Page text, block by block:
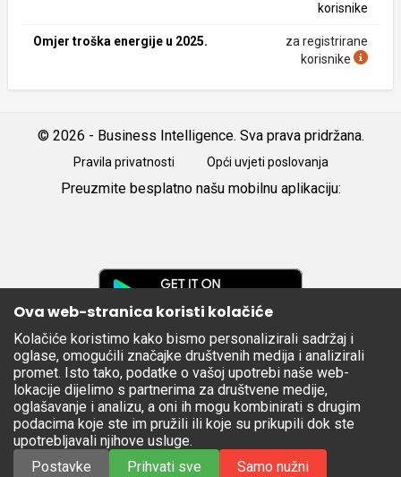
korisnike
Omjer troška energije u 2025.
za registrirane
korisnike
© 2026 - Business Intelligence. Sva prava pridržana.
Pravila privatnosti Opći uvjeti poslovanja
Preuzmite besplatno našu mobilnu aplikaciju:
Apple
Store
Ova web-stranica koristi kolačiće
Kolačiće koristimo kako bismo personalizirali sadržaj i
oglase, omogućili značajke društvenih medija i analizirali
promet. Isto tako, podatke o vašoj upotrebi naše web-
lokacije dijelimo s partnerima za društvene medije,
oglašavanje i analizu, a oni ih mogu kombinirati s drugim
podacima koje ste im pružili ili koje su prikupili dok ste
upotrebljavali njihove usluge.
Postavke
Prihvati sve Samo nužni